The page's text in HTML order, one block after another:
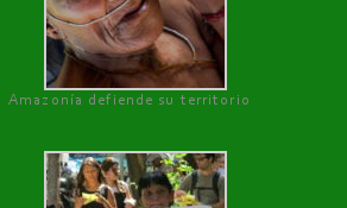
Amazonía defiende su territorio